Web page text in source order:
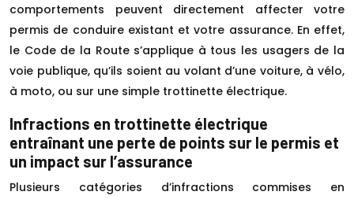
comportements peuvent directement affecter votre
permis de conduire existant et votre assurance. En effet,
le Code de la Route s’applique à tous les usagers de la
voie publique, qu’ils soient au volant d’une voiture, à vélo,
à moto, ou sur une simple trottinette électrique.
Infractions en trottinette électrique
entraînant une perte de points sur le permis et
un impact sur l’assurance
Plusieurs catégories d’infractions commises en